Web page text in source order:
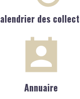
des
Annuaire